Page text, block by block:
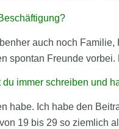
auch noch
spontan Freunde
immer schreiben und
habe. Ich habe den
19 bis 29 so ziemlich